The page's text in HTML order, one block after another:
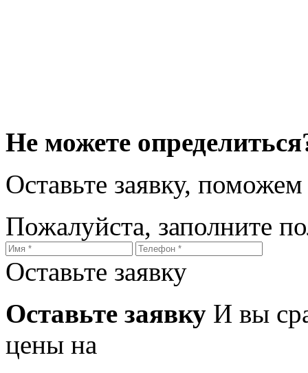
Не можете
Оставьте заявку,
Пожалуйста, заполните
Оставьте заявку
Оставьте заявку И вы
цены на